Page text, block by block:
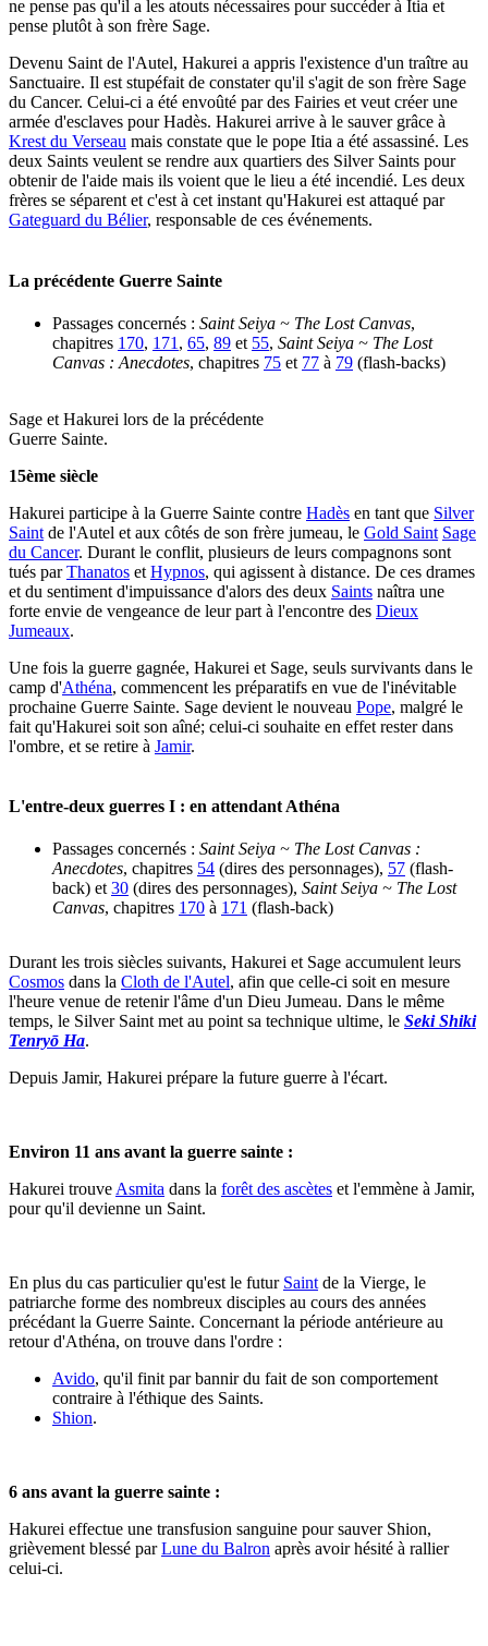
ne pense pas qu'il a les atouts nécessaires pour succéder à Itia et
pense plutôt à son frère Sage.
Devenu Saint de l'Autel, Hakurei a appris l'existence d'un traître au
Sanctuaire. Il est stupéfait de constater qu'il s'agit de son frère Sage
du Cancer. Celui-ci a été envoûté par des Fairies et veut créer une
armée d'esclaves pour Hadès. Hakurei arrive à le sauver grâce à
Krest du Verseau mais constate que le pope Itia a été assassiné. Les
deux Saints veulent se rendre aux quartiers des Silver Saints pour
obtenir de l'aide mais ils voient que le lieu a été incendié. Les deux
frères se séparent et c'est à cet instant qu'Hakurei est attaqué par
Gateguard du Bélier, responsable de ces événements.
La précédente Guerre Sainte
Passages concernés : Saint Seiya ~ The Lost Canvas,
chapitres 170, 171 , 65, 89 et 55, Saint Seiya ~ The Lost
Canvas : Anecdotes, chapitres 75 et 77 à 79 (flash-backs)
Sage et Hakurei lors de la précédente
Guerre Sainte.
15ème siècle
Hakurei participe à la Guerre Sainte contre Hadès en tant que Silver
Saint de l'Autel et aux côtés de son frère jumeau, le Gold Saint Sage
du Cancer. Durant le conflit, plusieurs de leurs compagnons sont
tués parThanatos et Hypnos, qui agissent à distance. De ces drames
et du sentiment d'impuissance d'alors des deux Saints naîtra une
forte envie de vengeance de leur part à l'encontre des Dieux
Jumeaux.
Une fois la guerre gagnée, Hakurei et Sage, seuls survivants dans le
camp d'Athéna, commencent les préparatifs en vue de l'inévitable
prochaine Guerre Sainte. Sage devient le nouveau Pope, malgré le
fait qu'Hakurei soit son aîné; celui-ci souhaite en effet rester dans
l'ombre, et se retire à Jamir.
L'entre-deux guerres I : en attendant Athéna
Passages concernés : Saint Seiya ~ The Lost Canvas :
Anecdotes, chapitres 54 (dires des personnages), 57 (flash-
back) et 30 (dires des personnages), Saint Seiya ~ The Lost
Canvas, chapitres 170 à 171 (flash-back)
Durant les trois siècles suivants, Hakurei et Sage accumulent leurs
Cosmos dans la Cloth de l'Autel, afin que celle-ci soit en mesure
l'heure venue de retenir l'âme d'un Dieu Jumeau. Dans le même
temps, le Silver Saint met au point sa technique ultime, le Seki Shiki
Tenryō Ha.
Depuis Jamir, Hakurei prépare la future guerre à l'écart.
Environ 11 ans avant la guerre sainte :
Hakurei trouve Asmita dans la forêt des ascètes et l'emmène à Jamir,
pour qu'il devienne un Saint.
En plus du cas particulier qu'est le futur Saint de la Vierge, le
patriarche forme des nombreux disciples au cours des années
précédant la Guerre Sainte. Concernant la période antérieure au
retour d'Athéna, on trouve dans l'ordre :
Avido, qu'il finit par bannir du fait de son comportement
contraire à l'éthique des Saints.
Shion.
6 ans avant la guerre sainte :
Hakurei effectue une transfusion sanguine pour sauver Shion,
grièvement blessé parLune du Balron après avoir hésité à rallier
celui-ci.